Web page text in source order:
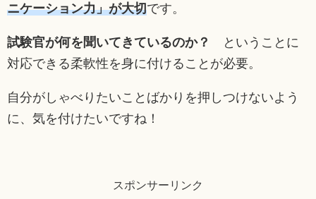
ニケーション力」が大切です。
試験官が何を聞いてきているのか？
ということに
対応できる柔軟性を身に付けることが必要。
自分がしゃべりたいことばかりを押しつけないよう
に、気を付けたいですね！
スポンサーリンク